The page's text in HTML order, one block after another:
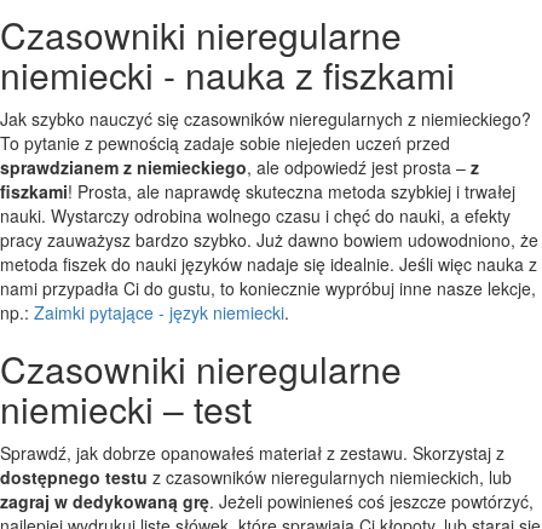
Czasowniki nieregularne
niemiecki - nauka z fiszkami
Jak szybko nauczyć się czasowników nieregularnych z niemieckiego?
To pytanie z pewnością zadaje sobie niejeden uczeń przed
sprawdzianem z niemieckiego, ale odpowiedź jest prosta – z
fiszkami! Prosta, ale naprawdę skuteczna metoda szybkiej i trwałej
nauki. Wystarczy odrobina wolnego czasu i chęć do nauki, a efekty
pracy zauważysz bardzo szybko. Już dawno bowiem udowodniono, że
metoda fiszek do nauki języków nadaje się idealnie. Jeśli więc nauka z
nami przypadła Ci do gustu, to koniecznie wypróbuj inne nasze lekcje,
np.: Zaimki pytające - język niemiecki.
Czasowniki nieregularne
niemiecki – test
Sprawdź, jak dobrze opanowałeś materiał z zestawu. Skorzystaj z
dostępnego testu z czasowników nieregularnych niemieckich, lub
zagraj w dedykowaną grę. Jeżeli powinieneś coś jeszcze powtórzyć,